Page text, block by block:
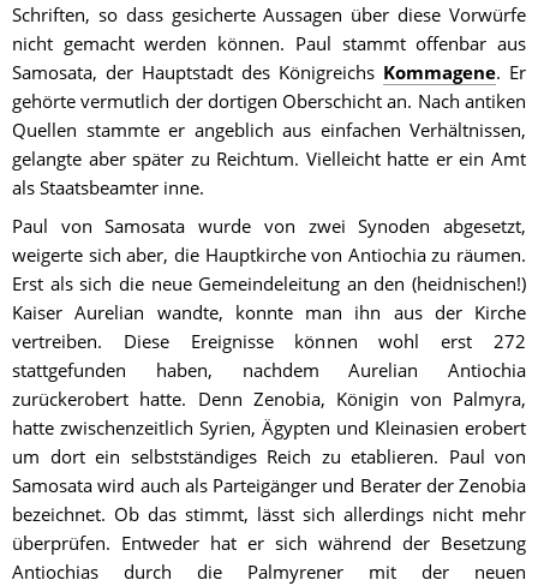
Schriften, so dass gesicherte Aussagen über diese Vorwürfe
nicht gemacht werden können. Paul stammt offenbar aus
Samosata, der Hauptstadt des Königreichs Kommagene. Er
gehörte vermutlich der dortigen Oberschicht an. Nach antiken
Quellen stammte er angeblich aus einfachen Verhältnissen,
gelangte aber später zu Reichtum. Vielleicht hatte er ein Amt
als Staatsbeamter inne.
Paul von Samosata wurde von zwei Synoden abgesetzt,
weigerte sich aber, die Hauptkirche von Antiochia zu räumen.
Erst als sich die neue Gemeindeleitung an den (heidnischen!)
Kaiser Aurelian wandte, konnte man ihn aus der Kirche
vertreiben. Diese Ereignisse können wohl erst 272
stattgefunden haben, nachdem Aurelian Antiochia
zurückerobert hatte. Denn Zenobia, Königin von Palmyra,
hatte zwischenzeitlich Syrien, Ägypten und Kleinasien erobert
um dort ein selbstständiges Reich zu etablieren. Paul von
Samosata wird auch als Parteigänger und Berater der Zenobia
bezeichnet. Ob das stimmt, lässt sich allerdings nicht mehr
überprüfen. Entweder hat er sich während der Besetzung
Antiochias durch die Palmyrener mit der neuen